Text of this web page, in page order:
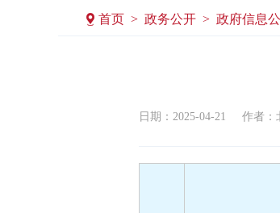
首页 > 政务公开 > 政府信息
日期：2025-04-21 作者：​